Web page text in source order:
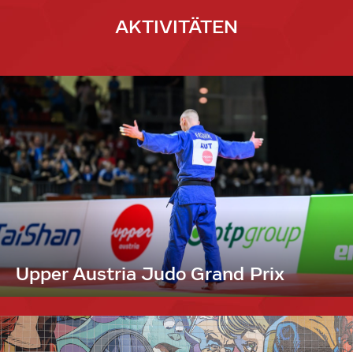
AKTIVITÄTEN
Upper Austria Judo Grand Prix